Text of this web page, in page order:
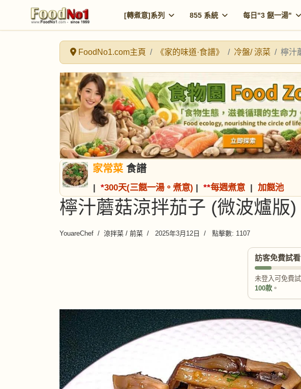
[轉煮意]系列 855 系統 每日"3 餸一湯"
FoodNo1.com主頁 《家的味道·食譜》 冷盤/ 涼菜 檸汁
家常菜 食譜
| *300天(三餸一湯。煮意) | **每週煮意 | 加餸池
檸汁蘑菇涼拌茄子 (微波爐版)
YouareChef 涼拌菜 / 前菜 2025年3月12日 點擊數: 1107
訪客免費試看
未登入可免費
100款 。